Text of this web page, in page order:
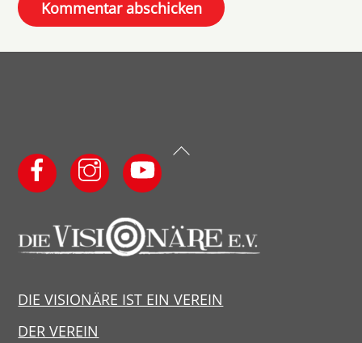
Back
DIE VISIONÄRE IST EIN VEREIN
DER VEREIN